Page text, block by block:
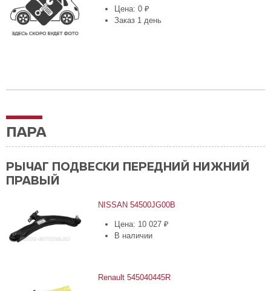
Цена: 0 ₽
Заказ 1 день
ПАРА
РЫЧАГ ПОДВЕСКИ ПЕРЕДНИЙ НИЖНИЙ
ПРАВЫЙ
NISSAN 54500JG00B
Цена: 10 027 ₽
В наличии
Renault 545040445R